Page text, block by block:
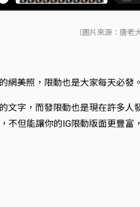
（圖片來源：唐老大
網美照，限動也是大家每天必發
文字，而發限動也是現在許多
不但能讓你的IG限動版面更豐富